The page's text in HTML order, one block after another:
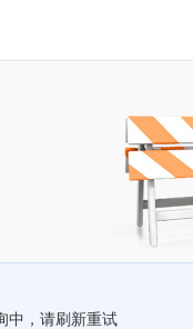
中，请刷新重试